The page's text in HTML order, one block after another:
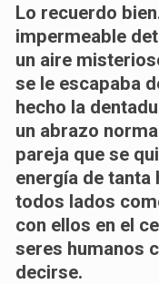
Lo recuerdo
impermeable
un aire
se le escapaba
hecho la
un abrazo
pareja que se
energía de tanta
todos lados
con ellos en el
seres humanos
decirse.